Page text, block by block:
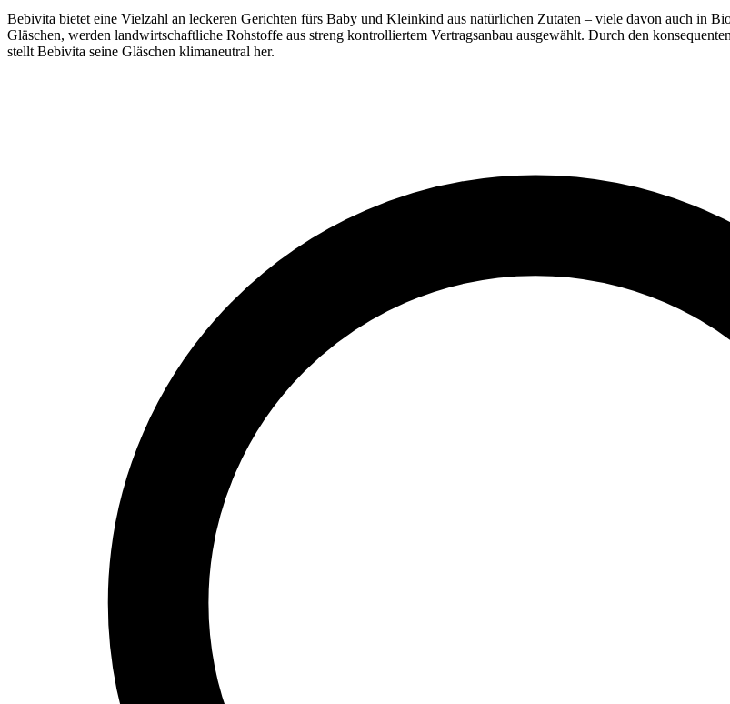
Bebivita bietet eine Vielzahl an leckeren Gerichten fürs Baby und Kleinkind aus natürlichen Zutaten – viele davon auch in
Gläschen, werden landwirtschaftliche Rohstoffe aus streng kontrolliertem Vertragsanbau ausgewählt. Durch den
stellt Bebivita seine Gläschen klimaneutral her.